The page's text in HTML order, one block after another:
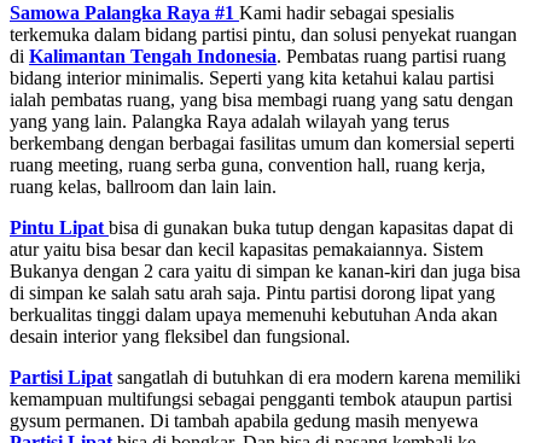
Samowa Palangka Raya #1 Kami hadir sebagai spesialis
terkemuka dalam bidang partisi pintu, dan solusi penyekat ruangan
di Kalimantan Tengah Indonesia. Pembatas ruang partisi ruang
bidang interior minimalis. Seperti yang kita ketahui kalau partisi
ialah pembatas ruang, yang bisa membagi ruang yang satu dengan
yang yang lain. Palangka Raya adalah wilayah yang terus
berkembang dengan berbagai fasilitas umum dan komersial seperti
ruang meeting, ruang serba guna, convention hall, ruang kerja,
ruang kelas, ballroom dan lain lain.
Pintu Lipat bisa di gunakan buka tutup dengan kapasitas dapat di
atur yaitu bisa besar dan kecil kapasitas pemakaiannya. Sistem
Bukanya dengan 2 cara yaitu di simpan ke kanan-kiri dan juga bisa
di simpan ke salah satu arah saja. Pintu partisi dorong lipat yang
berkualitas tinggi dalam upaya memenuhi kebutuhan Anda akan
desain interior yang fleksibel dan fungsional.
Partisi Lipat sangatlah di butuhkan di era modern karena memiliki
kemampuan multifungsi sebagai pengganti tembok ataupun partisi
gysum permanen. Di tambah apabila gedung masih menyewa